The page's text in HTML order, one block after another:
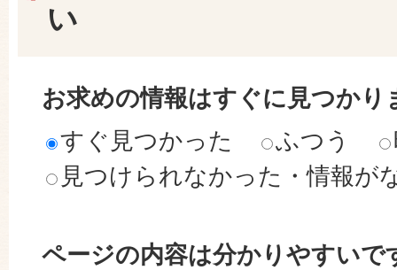
い
お求めの情報はすぐに見つかり
すぐ見つかった
ふつう
見つけられなかった・情報が
ページの内容は分かりやすいで